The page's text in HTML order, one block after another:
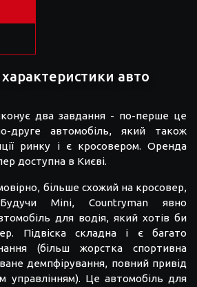
авто
два завдання - по-перше це
друге автомобіль, який також
ринку і є кросовером. Оренда
доступна в Києві.
більше схожий на кросовер,
Mini, Countryman явно
для водія, який хотів би
Підвіска складна і є багато
(більш жорстка спортивна
демпфірування, повний привід
управлінням). Це автомобіль для